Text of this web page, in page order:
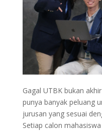
Gagal UTBK bukan
punya banyak peluang
jurusan yang sesuai
Setiap calon